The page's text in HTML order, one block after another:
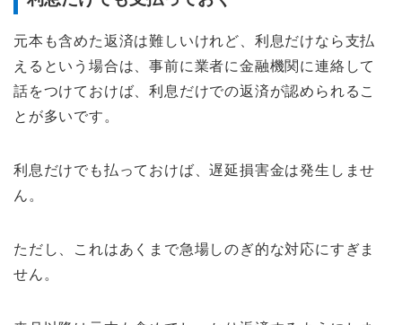
元本も含めた返済は難しいけれど、利息だけなら支払
えるという場合は、事前に業者に金融機関に連絡して
話をつけておけば、利息だけでの返済が認められるこ
とが多いです。
利息だけでも払っておけば、遅延損害金は発生しませ
ん。
ただし、これはあくまで急場しのぎ的な対応にすぎま
せん。